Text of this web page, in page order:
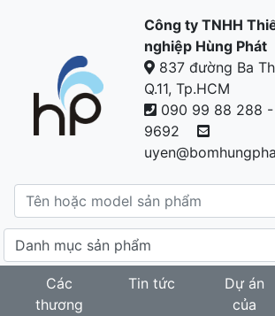
Công ty TNHH
nghiệp Hùng Phát
837 đường Ba
Q.11, Tp.HCM
090 99 88 288 -
9692
Các
thương
Tin tức
Dự án
của